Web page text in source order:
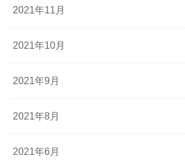
2021年11月
2021年10月
2021年9月
2021年8月
2021年6月